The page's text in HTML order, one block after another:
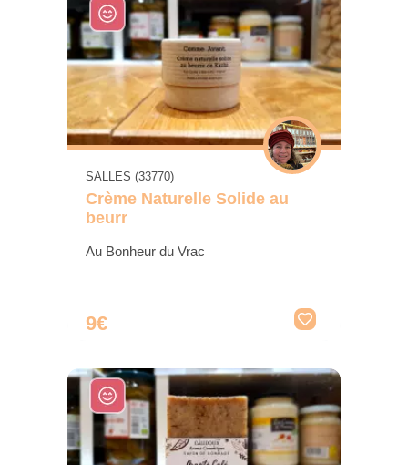
SALLES (33770)
Crème Naturelle Solide au
beurr
Au Bonheur du Vrac
9€